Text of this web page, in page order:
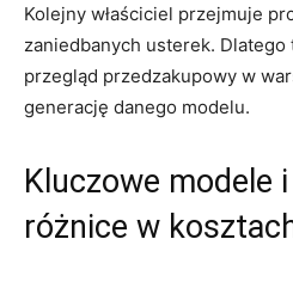
Kolejny właściciel przejmuje
zaniedbanych usterek.
przegląd przedzakupowy w
generację danego modelu.
Kluczowe modele
różnice w